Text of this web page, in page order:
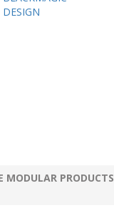
MODULAR PRODUCTS